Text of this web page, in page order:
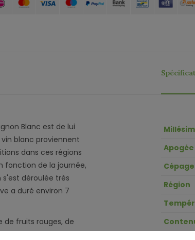
Blanc est de lui
blanc proviennent
dans ces régions
fonction de la journée,
déroulée très
a duré environ 7
de fruits rouges, de
la journée, le vin est
Apogée
Cépage
Région